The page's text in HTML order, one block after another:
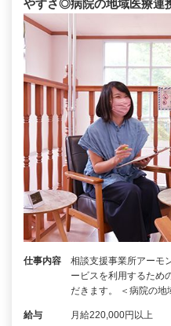
やすさ◎病院の地域医療連
仕事内容
相談支援事業所アーモ
ービスを利用するため
だきます。 ＜病院の
給与 月給220,000円以上